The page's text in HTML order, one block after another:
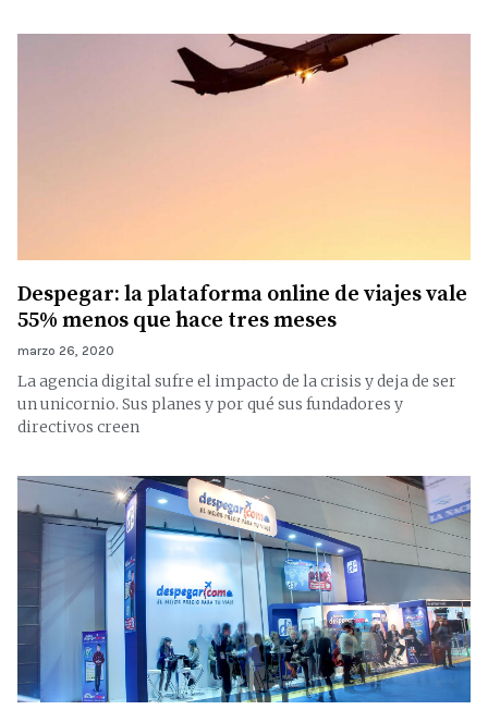
Despegar: la plataforma online de viajes vale
55% menos que hace tres meses
marzo 26, 2020
La agencia digital sufre el impacto de la crisis y deja de ser
un unicornio. Sus planes y por qué sus fundadores y
directivos creen